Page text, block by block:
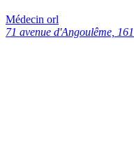
Médecin orl
71 avenue d'Angoulême,